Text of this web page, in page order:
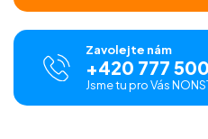
Zavolejte nám
+420 777
Jsme tu pro Vás